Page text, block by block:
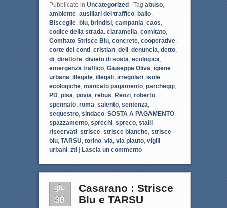
Pubblicato in Uncategorized Tag abuso,
ambiente, ausiliari del traffico, ballo,
Bisceglie, blu, brindisi, campania, caos,
codice della strada. ciaramella, comitato,
Comitato Strisce Blu, concrete, cooperative,
corte dei conti, cristian, dell , denuncia, detto,
di, direttore, divieto di sosta, ecologica,
emergenza traffico, Giuseppe Oliva, igiene
urbana, illegale, illegali, irregolari, isole
ecologiche, mancato pagamento, parcheggi,
PD, pisa, povia, rebus, Renzi, roberto
spennato, roma, salento, sentenza,
sequestro, sindaco, SOSTA A PAGAMENTO,
spazzamento, sprechi, spreco, stalli
riseervati, strisce, strisce bianche, strisce
blu, TARSU, torino, via, via plauto, vigili
urbani, ztl Lascia un commento
giu
30
Casarano : Strisce
Blu e TARSU